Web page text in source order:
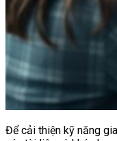
Để cải thiện kỹ năng